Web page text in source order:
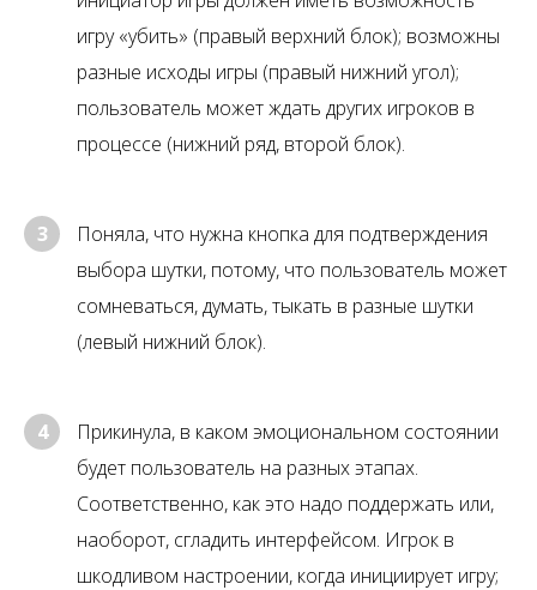
игру «убить» (правый верхний блок); возможны
разные исходы игры (правый нижний угол);
пользователь может ждать других игроков в
процессе (нижний ряд, второй блок).
3
Поняла, что нужна кнопка для подтверждения
выбора шутки, потому, что пользователь может
сомневаться, думать, тыкать в разные шутки
(левый нижний блок).
4
Прикинула, в каком эмоциональном состоянии
будет пользователь на разных этапах.
Соответственно, как это надо поддержать или,
наоборот, сгладить интерфейсом. Игрок в
шкодливом настроении, когда инициирует игру;